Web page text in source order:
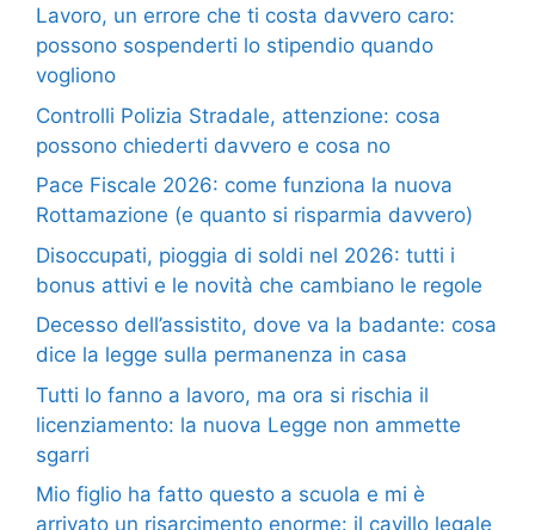
Lavoro, un errore che ti costa davvero caro:
possono sospenderti lo stipendio quando
vogliono
Controlli Polizia Stradale, attenzione: cosa
possono chiederti davvero e cosa no
Pace Fiscale 2026: come funziona la nuova
Rottamazione (e quanto si risparmia davvero)
Disoccupati, pioggia di soldi nel 2026: tutti i
bonus attivi e le novità che cambiano le regole
Decesso dell’assistito, dove va la badante: cosa
dice la legge sulla permanenza in casa
Tutti lo fanno a lavoro, ma ora si rischia il
licenziamento: la nuova Legge non ammette
sgarri
Mio figlio ha fatto questo a scuola e mi è
arrivato un risarcimento enorme: il cavillo legale